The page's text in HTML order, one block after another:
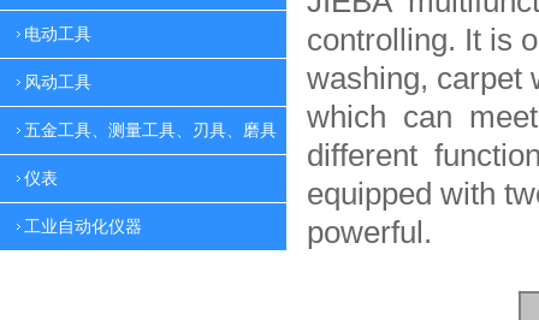
电动工具
风动工具
五金工具、测量工具、刃具、磨具
仪表
工业自动化仪器
controlling. It is
washing, carpet
which can
different
equipped with
powerful.